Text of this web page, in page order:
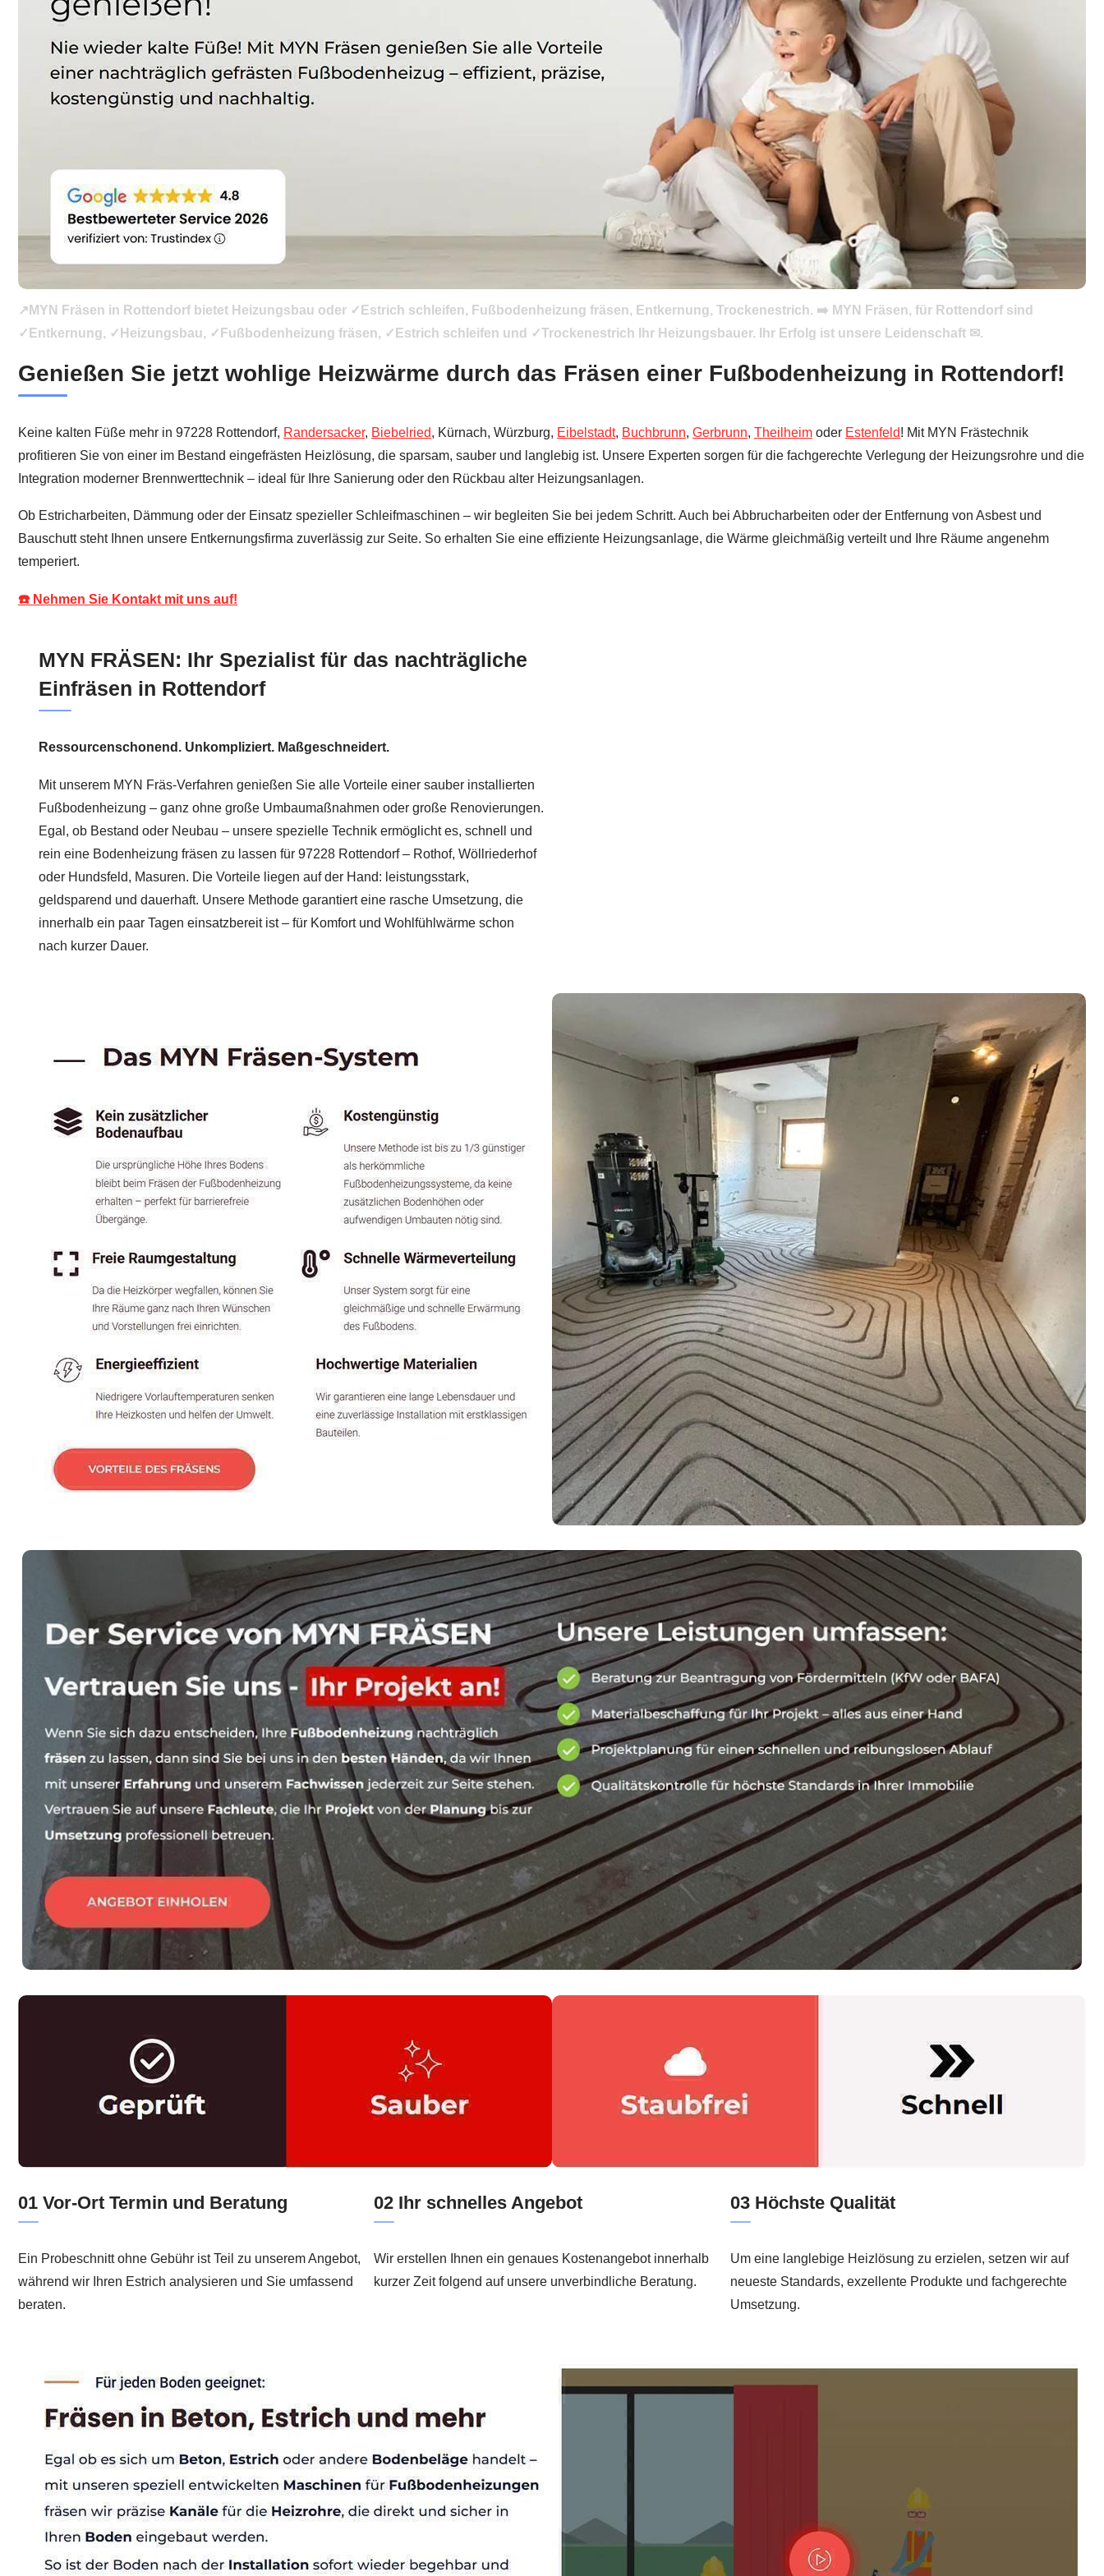
↗️MYN Fräsen in Rottendorf bietet Heizungsbau oder ✓Estrich schleifen, Fußbodenheizung fräsen, Entkernung, Trockenestrich. ➡️ MYN Fräsen, für Rottendorf sind
✓Entkernung, ✓Heizungsbau, ✓Fußbodenheizung fräsen, ✓Estrich schleifen und ✓Trockenestrich Ihr Heizungsbauer. Ihr Erfolg ist unsere Leidenschaft ✉.
Genießen Sie jetzt wohlige Heizwärme durch das Fräsen einer Fußbodenheizung in Rottendorf!
Keine kalten Füße mehr in 97228 Rottendorf, Randersacker, Biebelried, Kürnach, Würzburg, Eibelstadt, Buchbrunn, Gerbrunn, Theilheim oder Estenfeld! Mit MYN Frästechnik
profitieren Sie von einer im Bestand eingefrästen Heizlösung, die sparsam, sauber und langlebig ist. Unsere Experten sorgen für die fachgerechte Verlegung der Heizungsrohre und die
Integration moderner Brennwerttechnik – ideal für Ihre Sanierung oder den Rückbau alter Heizungsanlagen.
Ob Estricharbeiten, Dämmung oder der Einsatz spezieller Schleifmaschinen – wir begleiten Sie bei jedem Schritt. Auch bei Abbrucharbeiten oder der Entfernung von Asbest und
Bauschutt steht Ihnen unsere Entkernungsfirma zuverlässig zur Seite. So erhalten Sie eine effiziente Heizungsanlage, die Wärme gleichmäßig verteilt und Ihre Räume angenehm
temperiert.
☎️ Nehmen Sie Kontakt mit uns auf!
MYN FRÄSEN: Ihr Spezialist für das nachträgliche
Einfräsen in Rottendorf
Ressourcenschonend. Unkompliziert. Maßgeschneidert.
Mit unserem MYN Fräs-Verfahren genießen Sie alle Vorteile einer sauber installierten
Fußbodenheizung – ganz ohne große Umbaumaßnahmen oder große Renovierungen.
Egal, ob Bestand oder Neubau – unsere spezielle Technik ermöglicht es, schnell und
rein eine Bodenheizung fräsen zu lassen für 97228 Rottendorf – Rothof, Wöllriederhof
oder Hundsfeld, Masuren. Die Vorteile liegen auf der Hand: leistungsstark,
geldsparend und dauerhaft. Unsere Methode garantiert eine rasche Umsetzung, die
innerhalb ein paar Tagen einsatzbereit ist – für Komfort und Wohlfühlwärme schon
nach kurzer Dauer.
01 Vor-Ort Termin und Beratung
Ein Probeschnitt ohne Gebühr ist Teil zu unserem Angebot,
während wir Ihren Estrich analysieren und Sie umfassend
beraten.
02 Ihr schnelles Angebot
Wir erstellen Ihnen ein genaues Kostenangebot innerhalb
kurzer Zeit folgend auf unsere unverbindliche Beratung.
03 Höchste Qualität
Um eine langlebige Heizlösung zu erzielen, setzen wir auf
neueste Standards, exzellente Produkte und fachgerechte
Umsetzung.